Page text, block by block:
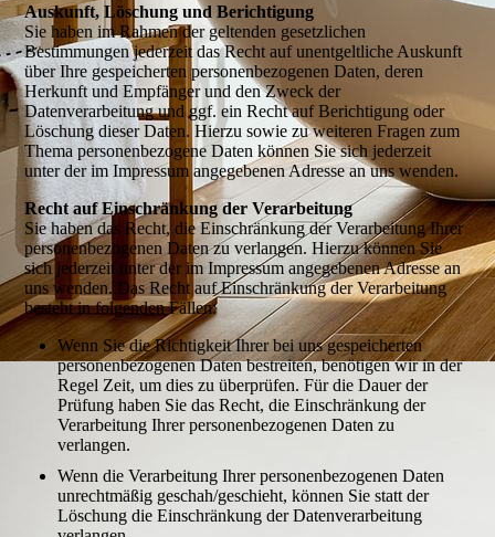
Auskunft, Löschung und Berichtigung
Sie haben im Rahmen der geltenden gesetzlichen
Bestimmungen jederzeit das Recht auf unentgeltliche Auskunft
über Ihre gespeicherten personenbezogenen Daten, deren
Herkunft und Empfänger und den Zweck der
Datenverarbeitung und ggf. ein Recht auf Berichtigung oder
Löschung dieser Daten. Hierzu sowie zu weiteren Fragen zum
Thema personenbezogene Daten können Sie sich jederzeit
unter der im Impressum angegebenen Adresse an uns wenden.
Recht auf Einschränkung der Verarbeitung
Sie haben das Recht, die Einschränkung der Verarbeitung Ihrer
personenbezogenen Daten zu verlangen. Hierzu können Sie
sich jederzeit unter der im Impressum angegebenen Adresse an
uns wenden. Das Recht auf Einschränkung der Verarbeitung
besteht in folgenden Fällen:
Wenn Sie die Richtigkeit Ihrer bei uns gespeicherten
personenbezogenen Daten bestreiten, benötigen wir in der
Regel Zeit, um dies zu überprüfen. Für die Dauer der
Prüfung haben Sie das Recht, die Einschränkung der
Verarbeitung Ihrer personenbezogenen Daten zu
verlangen.
Wenn die Verarbeitung Ihrer personenbezogenen Daten
unrechtmäßig geschah/geschieht, können Sie statt der
Löschung die Einschränkung der Datenverarbeitung